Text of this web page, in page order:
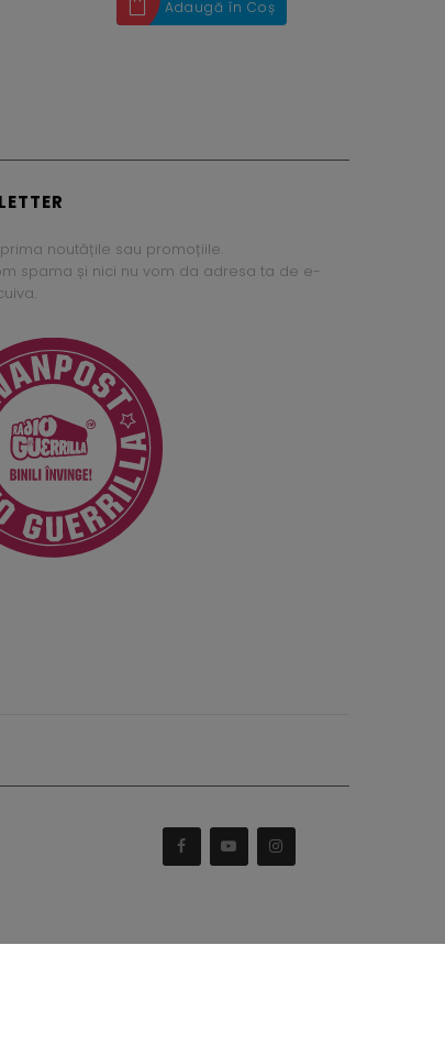
Adaugă în Coș
noutățile sau promoțiile.
spama și nici nu vom da adresa ta de e-